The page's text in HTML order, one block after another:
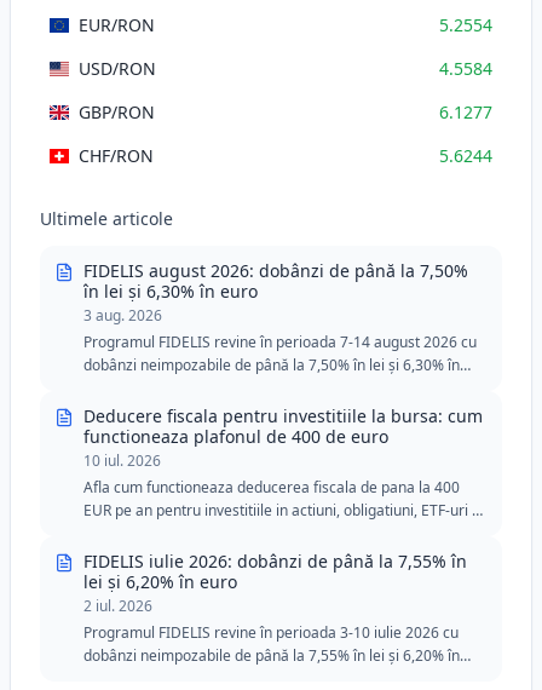
EUR/RON
5.2554
USD/RON
4.5584
GBP/RON
6.1277
CHF/RON 5.6244
Ultimele articole
FIDELIS august 2026: dobânzi de până la 7,50%
în lei și 6,30% în euro
3 aug. 2026
Programul FIDELIS revine în perioada 7-14 august 2026 cu
dobânzi neimpozabile de până la 7,50% în lei și 6,30% în
donatorii de sânge, cu praguri minime reduse în lei și euro.
Deducere fiscala pentru investitiile la bursa: cum
functioneaza plafonul de 400 de euro
10 iul. 2026
Afla cum functioneaza deducerea fiscala de pana la 400
EUR pe an pentru investitiile in actiuni, obligatiuni, ETF-uri si
FIDELIS iulie 2026: dobânzi de până la 7,55% în
lei și 6,20% în euro
2 iul. 2026
Programul FIDELIS revine în perioada 3-10 iulie 2026 cu
dobânzi neimpozabile de până la 7,55% în lei și 6,20% în